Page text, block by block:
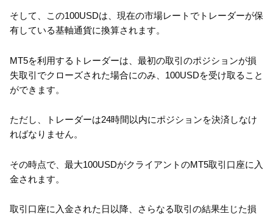
そして、この100USDは、現在の市場レートでトレーダーが保
有している基軸通貨に換算されます。
MT5を利用するトレーダーは、最初の取引のポジションが損
失取引でクローズされた場合にのみ、100USDを受け取ること
ができます。
ただし、トレーダーは24時間以内にポジションを決済しなけ
ればなりません。
その時点で、最大100USDがクライアントのMT5取引口座に入
金されます。
取引口座に入金された日以降、さらなる取引の結果生じた損